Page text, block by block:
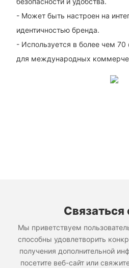
- Может быть настроен на
идентичностью бренда.
- Используется в более чем
для международных
Связаться
Мы приветствуем
способны удовлетворить
получения дополнительной
посетите веб-сайт или